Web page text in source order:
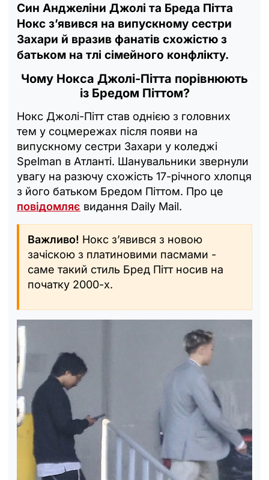
Син Анджеліни Джолі та Бреда Пітта
Нокс з’явився на випускному сестри
Захари й вразив фанатів схожістю з
батьком на тлі сімейного конфлікту.
Чому Нокса Джолі-Пітта порівнюють
із Бредом Піттом?
Нокс Джолі-Пітт став однією з головних
тем у соцмережах після появи на
випускному сестри Захари у коледжі
Spelman в Атланті. Шанувальники звернули
увагу на разючу схожість 17-річного хлопця
з його батьком Бредом Піттом. Про це
повідомляє видання Daily Mail.
Важливо! Нокс з’явився з новою
зачіскою з платиновими пасмами -
саме такий стиль Бред Пітт носив на
початку 2000-х.